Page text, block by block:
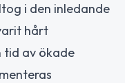
i den inledande
hårt
tid av ökade